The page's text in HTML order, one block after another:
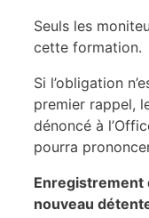
Seuls les
cette formation.
Si l’obligation
premier rappel,
dénoncé à
pourra
Enregistrement
nouveau